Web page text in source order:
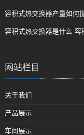
容积式热交换器产量如何
容积式热交换器是什么 容
网站栏目
关于我们
产品展示
车间展示